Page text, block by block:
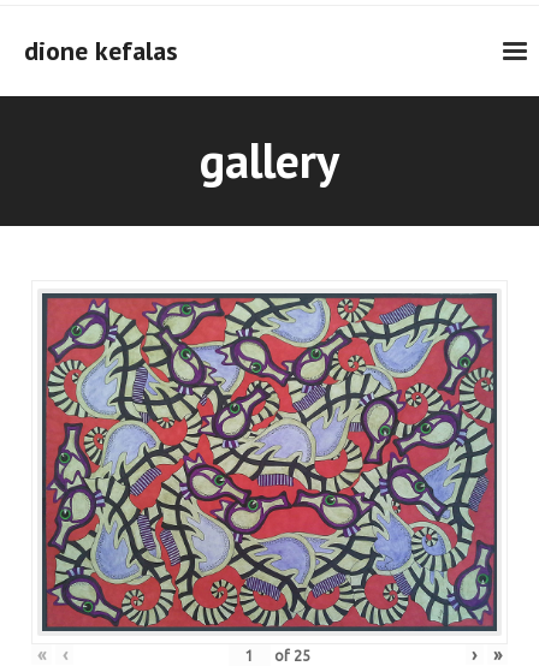
contentdione kefalas
gallery
« ‹ of 25 › »